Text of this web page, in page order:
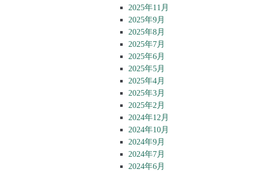
2025年11月
2025年9月
2025年8月
2025年7月
2025年6月
2025年5月
2025年4月
2025年3月
2025年2月
2024年12月
2024年10月
2024年9月
2024年7月
2024年6月